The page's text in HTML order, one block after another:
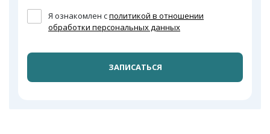
Я ознакомлен сполитикой в отношении
обработки персональных данных
ЗАПИСАТЬСЯ